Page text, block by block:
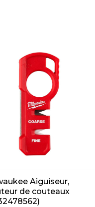
Aiguiseur,
de couteaux